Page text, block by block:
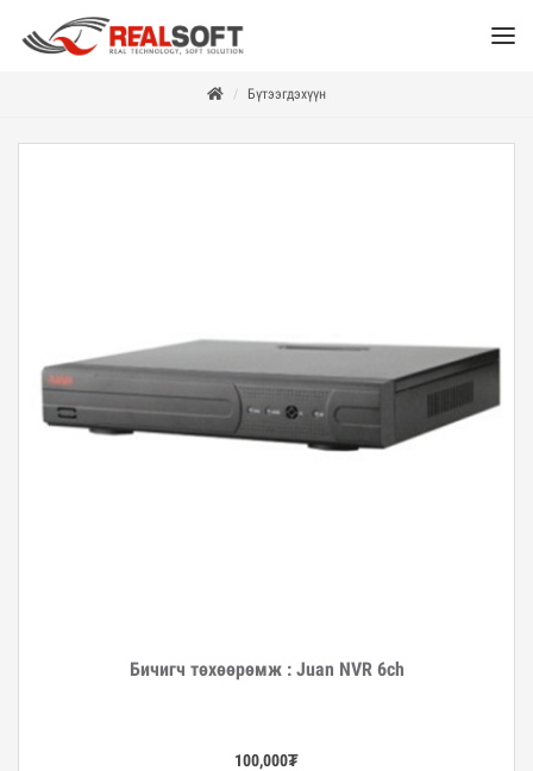
Бүтээгдэхүүн
Дэлгэрэнгүй
Бичигч төхөөрөмж : Juan NVR 6ch
100,000₮